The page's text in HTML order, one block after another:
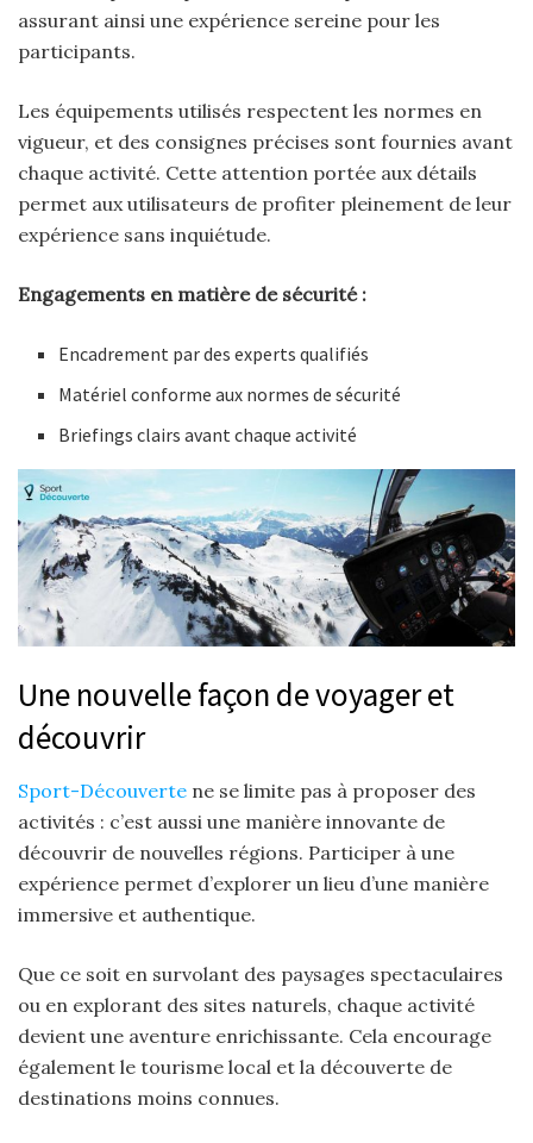
assurant ainsi une expérience sereine pour les
participants.
Les équipements utilisés respectent les normes en
vigueur, et des consignes précises sont fournies avant
chaque activité. Cette attention portée aux détails
permet aux utilisateurs de profiter pleinement de leur
expérience sans inquiétude.
Engagements en matière de sécurité :
Encadrement par des experts qualifiés
Matériel conforme aux normes de sécurité
Briefings clairs avant chaque activité
Une nouvelle façon de voyager et
découvrir
Sport-Découverte ne se limite pas à proposer des
activités : c’est aussi une manière innovante de
découvrir de nouvelles régions. Participer à une
expérience permet d’explorer un lieu d’une manière
immersive et authentique.
Que ce soit en survolant des paysages spectaculaires
ou en explorant des sites naturels, chaque activité
devient une aventure enrichissante. Cela encourage
également le tourisme local et la découverte de
destinations moins connues.